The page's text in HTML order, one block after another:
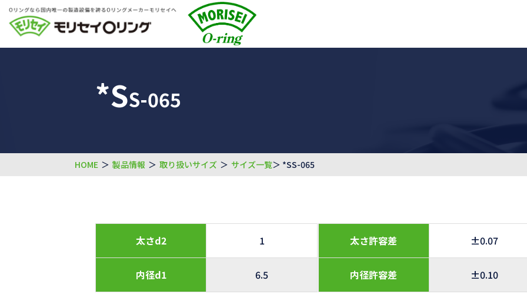
*SS-065
HOME ＞ 製品情報 ＞ 取り扱いサイズ ＞ サイズ一覧＞ *SS-065
太さd2 1
内径d1 6.5
太さ許容差 ±0.07
内径許容差 ±0.10